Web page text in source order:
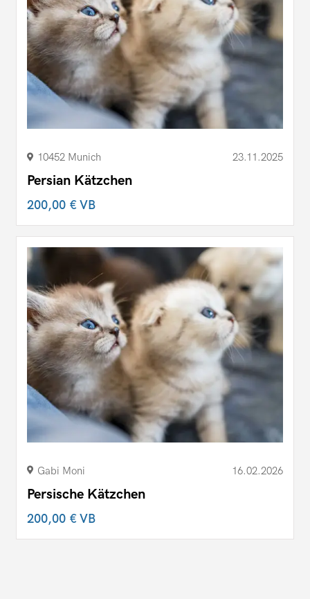
10452 Munich 23.11.2025
Persian Kätzchen
200,00 €VB
Gabi Moni 16.02.2026
Persische Kätzchen
200,00 €VB